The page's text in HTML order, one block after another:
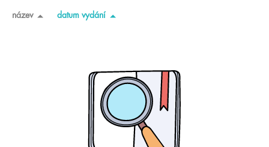
název datum vydání